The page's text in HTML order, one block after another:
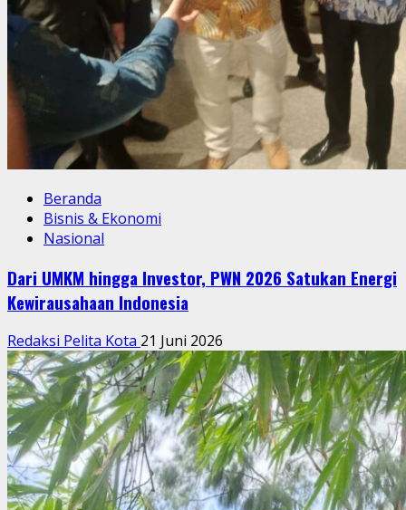
Beranda
Bisnis & Ekonomi
Nasional
Dari UMKM hingga Investor, PWN 2026 Satukan Energi
Kewirausahaan Indonesia
Redaksi Pelita Kota 21 Juni 2026